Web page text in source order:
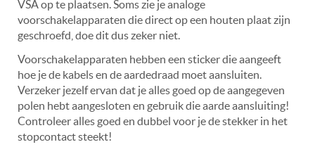
VSA op te plaatsen. Soms zie je analoge
voorschakelapparaten die direct op een houten plaat zijn
geschroefd, doe dit dus zeker niet.
Voorschakelapparaten hebben een sticker die aangeeft
hoe je de kabels en de aardedraad moet aansluiten.
Verzeker jezelf ervan dat je alles goed op de aangegeven
polen hebt aangesloten en gebruik die aarde aansluiting!
Controleer alles goed en dubbel voor je de stekker in het
stopcontact steekt!